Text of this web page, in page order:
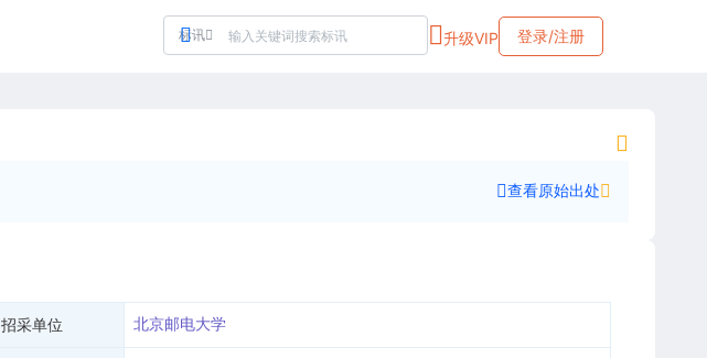
标讯 升级VIP 登录/注册
查看原始出处
招采单位 北京邮电大学